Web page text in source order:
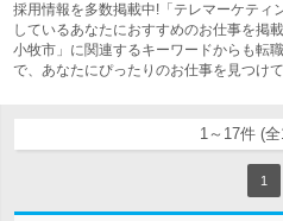
採用情報を多数掲載中!「テレマーケティ
しているあなたにおすすめのお仕事を掲
小牧市」に関連するキーワードからも転
で、あなたにぴったりのお仕事を見つけ
1～17件 (
1